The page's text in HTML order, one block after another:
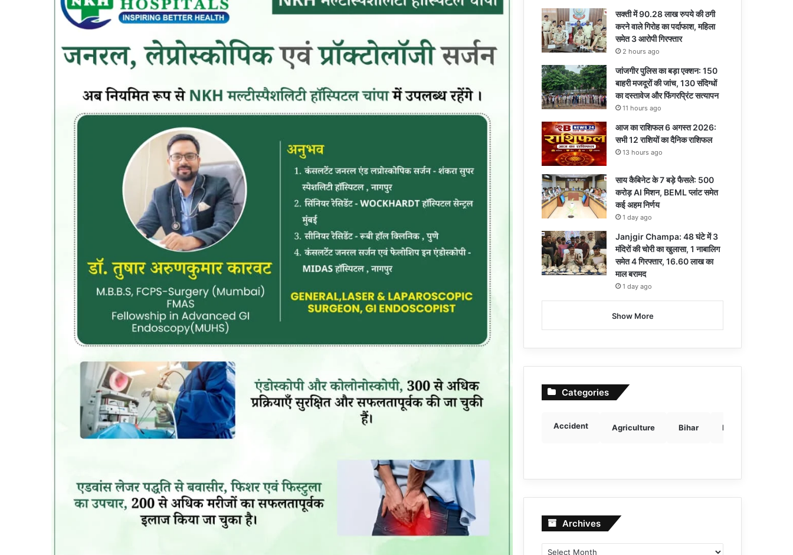
सक्ती में 90.28 लाख रुपये की ठगी
करने वाले गिरोह का पर्दाफाश, महिला
समेत 3 आरोपी गिरफ्तार
2 hours ago
जांजगीर पुलिस का बड़ा एक्शन: 150
बाहरी मजदूरों की जांच, 130 संदिग्धों
का दस्तावेज और फिंगरप्रिंट सत्यापन
11 hours ago
आज का राशिफल 6 अगस्त 2026:
सभी 12 राशियों का दैनिक राशिफल
13 hours ago
साय कैबिनेट के 7 बड़े फैसले: 500
करोड़ AI मिशन, BEML प्लांट समेत
कई अहम निर्णय
1 day ago
Janjgir Champa: 48 घंटे में 3
मंदिरों की चोरी का खुलासा, 1 नाबालिग
समेत 4 गिरफ्तार, 16.60 लाख का
माल बरामद
1 day ago
Show More
Categories
Accident Agriculture Bihar Breaking news
Archives Archives